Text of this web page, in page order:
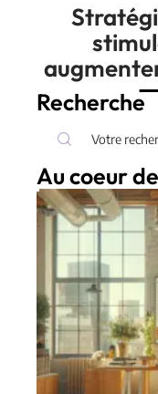
Recherche
Au coeur